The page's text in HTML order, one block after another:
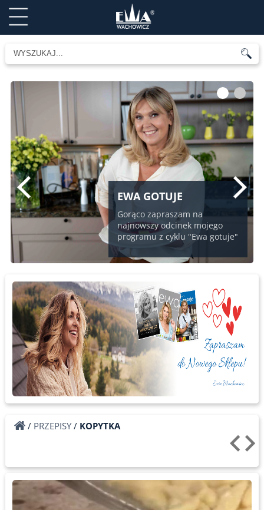
EWA GOTUJE
Gorąco zapraszam na
najnowszy odcinek mojego
programu z cyklu "Ewa gotuje"
1 2
/ PRZEPISY/ KOPYTKA